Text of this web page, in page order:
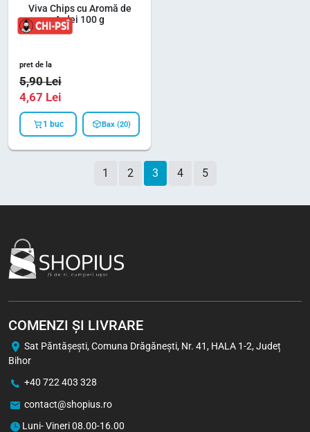
Viva Chips cu Aromă de
Ardei 100 g
pret de la
5,90Lei
4,67 Lei
1 buc Bax (20)
Page
1 Page
2 Current Page
3 Page
4 Page
5
COMENZI ȘI LIVRARE
Sat Păntăşeşti, Comuna Drăgăneşti, Nr. 41, HALA 1-2, Județ
Bihor
+40 722 403 328
contact@shopius.ro
Luni- Vineri 08.00-16.00